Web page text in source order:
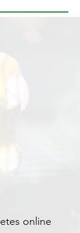
online